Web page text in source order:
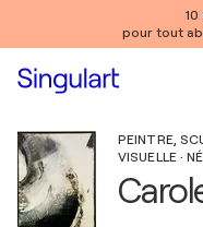
pour tout
PEINTRE,
VISUELLE ·